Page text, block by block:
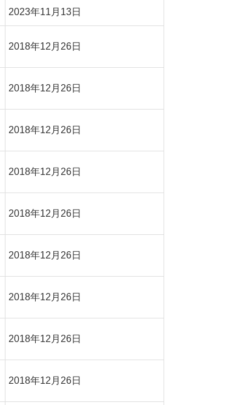
2023年11月13日
2018年12月26日
2018年12月26日
2018年12月26日
2018年12月26日
2018年12月26日
2018年12月26日
2018年12月26日
2018年12月26日
2018年12月26日